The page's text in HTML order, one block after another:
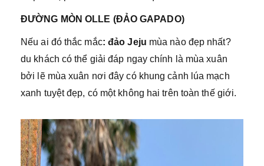
ĐƯỜNG MÒN OLLE (ĐẢO GAPADO)
Nếu ai đó thắc mắc: đảo Jeju mùa nào đẹp nhất?
du khách có thể giải đáp ngay chính là mùa xuân
bởi lẽ mùa xuân nơi đây có khung cảnh lúa mạch
xanh tuyệt đẹp, có một không hai trên toàn thế giới.